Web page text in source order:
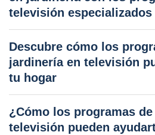
televisión especializados
Descubre cómo los
jardinería en televisión
tu hogar
¿Cómo los programas
televisión pueden